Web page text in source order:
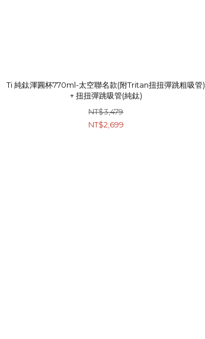
Ti 純鈦渾圓杯770ml-太空聯名款(附Tritan扭扭彈跳粗吸管)
+ 扭扭彈跳吸管(純鈦)
NT$3,479
NT$2,699